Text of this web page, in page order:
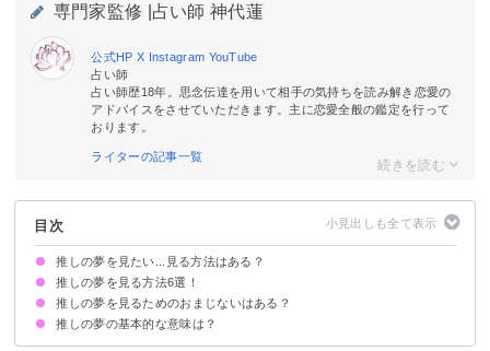
専門家監修 | 占い師 神代蓮
公式HP X Instagram YouTube
占い師
占い師歴18年。思念伝達を用いて相手の気持ちを読み解き恋愛の
アドバイスをさせていただきます。主に恋愛全般の鑑定を行って
おります。
ライターの記事一覧
目次
推しの夢を見たい...見る方法はある？
推しの夢を見る方法6選！
①寝る前に推しのことについて考える
②MILD法を実践する
③二度寝をする
④ビタミンや魚を摂取する
⑤普段から注意深く世界を観察する
⑥夢日記をつける
推しの夢を見るためのおまじないはある？
「推しの夢を見る」と口に出す
見たい推しの夢について紙に書く
枕の下に推しの写真を置く
見たい推しの夢の内容を寝る前にイメージする
推しの曲や声を聴きながら寝る
推しの夢の基本的な意味は？
才能や魅力の高まりを暗示